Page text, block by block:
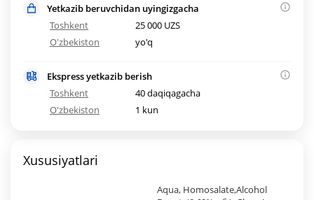
Yetkazib beruvchidan uyingizgacha
Toshkent
25 000 UZS
O'zbekiston
yo'q
Ekspress yetkazib berish
Toshkent
40 daqiqagacha
O'zbekiston
1 kun
Xususiyatlari
Aqua, Homosalate,Alcohol